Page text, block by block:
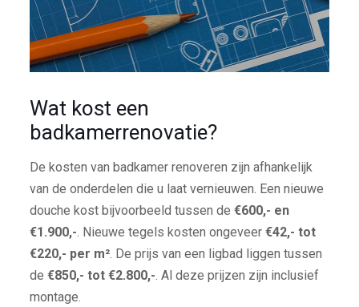
Wat kost een
badkamerrenovatie?
De kosten van badkamer renoveren zijn afhankelijk
van de onderdelen die u laat vernieuwen. Een nieuwe
douche kost bijvoorbeeld tussen de €600,- en
€1.900,-. Nieuwe tegels kosten ongeveer €42,- tot
€220,- per m². De prijs van een ligbad liggen tussen
de €850,- tot €2.800,-. Al deze prijzen zijn inclusief
montage.